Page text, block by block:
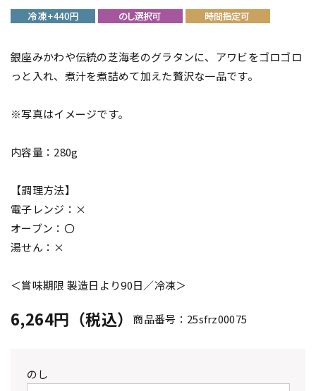
銀座みかわや伝統の芝海老のグラタンに、アワビをゴロゴロ
っと入れ、煮汁を煮詰めて加えた贅沢な一品です。
※写真はイメージです。
内容量：280g
【調理方法】
電子レンジ：×
オーブン：〇
湯せん：×
＜賞味期限 製造日より90日／冷凍＞
6,264円（税込） 商品番号：25sfrz00075
のし